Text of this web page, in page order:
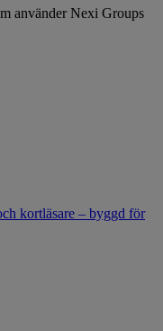
använder Nexi Groups
kortläsare – byggd för